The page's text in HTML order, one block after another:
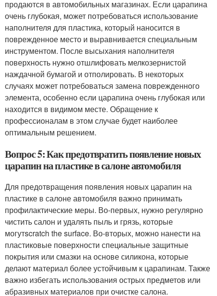
продаются в автомобильных магазинах. Если царапина
очень глубокая, может потребоваться использование
наполнителя для пластика, который наносится в
поврежденное место и выравнивается специальным
инструментом. После высыхания наполнителя
поверхность нужно отшлифовать мелкозернистой
наждачной бумагой и отполировать. В некоторых
случаях может потребоваться замена поврежденного
элемента, особенно если царапина очень глубокая или
находится в видимом месте. Обращение к
профессионалам в этом случае будет наиболее
оптимальным решением.
Вопрос 5: Как предотвратить появление новых
царапин на пластике в салоне автомобиля
Для предотвращения появления новых царапин на
пластике в салоне автомобиля важно принимать
профилактические меры. Во-первых, нужно регулярно
чистить салон и удалять пыль и грязь, которые
могутscratch the surface. Во-вторых, можно нанести на
пластиковые поверхности специальные защитные
покрытия или смазки на основе силикона, которые
делают материал более устойчивым к царапинам. Также
важно избегать использования острых предметов или
абразивных материалов при очистке салона.